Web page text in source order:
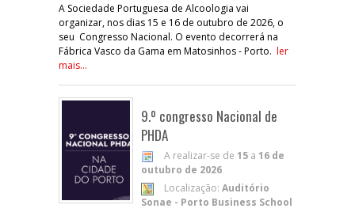
A Sociedade Portuguesa de Alcoologia vai
organizar, nos dias 15 e 16 de outubro de 2026, o
seu Congresso Nacional. O evento decorrerá na
Fábrica Vasco da Gama em Matosinhos - Porto. ler
mais...
9.º congresso Nacional de
PHDA
A realizar-se de 15 a 16 de
outubro de 2026
Localização: Auditório
Sonae - Porto Business School